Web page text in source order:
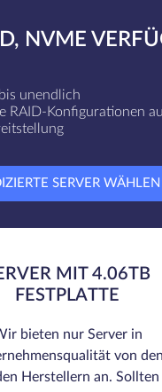
NVME
unendlich
RAID-Konfigurationen
SERVER WÄHLEN
MIT 4.06TB
FESTPLATTE
bieten nur Server in
von den
Herstellern an. Sollten